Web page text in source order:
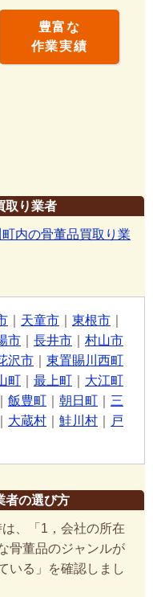
豊富な
作業実績
取り業者
内の骨董品買取り業
天童市 東根市
市 長井市
村山市
沢市
東置賜川西町
町 最上町
大江町
飯豊町 朝日町
三
大蔵村 鮭川村
戸
者の選び方
、「1，会社の所在
骨董品のジャンルが
いる」を確認しまし